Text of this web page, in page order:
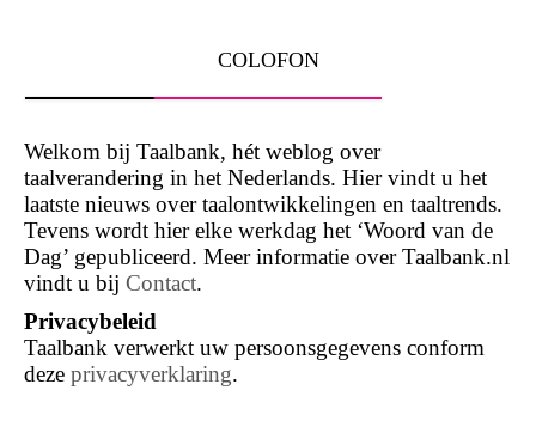
COLOFON
Welkom bij Taalbank, hét weblog over
taalverandering in het Nederlands. Hier vindt u het
laatste nieuws over taalontwikkelingen en taaltrends.
Tevens wordt hier elke werkdag het ‘Woord van de
Dag’ gepubliceerd. Meer informatie over Taalbank.nl
vindt u bij Contact.
Privacybeleid
Taalbank verwerkt uw persoonsgegevens conform
deze privacyverklaring.